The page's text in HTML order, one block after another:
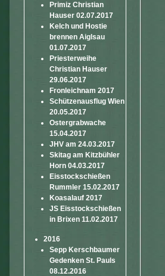
Primiz Christian
Hauser 02.07.2017
Kelch und Hostie
brennen Aiglsau
01.07.2017
Priesterweihe
Christian Hauser
29.06.2017
Fronleichnam 2017
Schützenausflug Wien
20.05.2017
Ostergrabwache
15.04.2017
JHV am 24.03.2017
Skitag am Kitzbühler
Horn 04.03.2017
Eisstockschießen
Rummler 15.02.2017
Koasalauf 2017
JS Eisstockschießen
in Brixen 11.02.2017
2016
Sepp Kerschbaumer
Gedenken St. Pauls
08.12.2016